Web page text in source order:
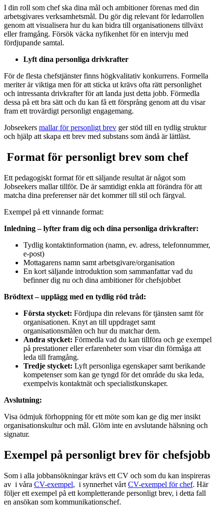
I din roll som chef ska dina mål och ambitioner förenas med din
arbetsgivares verksamhetsmål. Du gör dig relevant för ledarrollen
genom att visualisera hur du kan bidra till organisationens tillväxt
eller framgång. Försök väcka nyfikenhet för en intervju med
fördjupande samtal.
Lyft dina personliga drivkrafter
För de flesta chefstjänster finns högkvalitativ konkurrens. Formella
meriter är viktiga men för att sticka ut krävs ofta rätt personlighet
och intressanta drivkrafter för att landa just detta jobb. Förmedla
dessa på ett bra sätt och du kan få ett försprång genom att du visar
fram ett trovärdigt personligt engagemang.
Jobseekers mallar för personligt brev ger stöd till en tydlig struktur
och hjälp att skapa ett brev med substans som ändå är lättläst.
Format för personligt brev som chef
Ett pedagogiskt format för ett säljande resultat är något som
Jobseekers mallar tillför. De är samtidigt enkla att förändra för att
matcha dina preferenser när det kommer till stil och färgval.
Exempel på ett vinnande format:
Inledning – lyfter fram dig och dina personliga drivkrafter:
Tydlig kontaktinformation (namn, ev. adress, telefonnummer,
e-post)
Mottagarens namn samt arbetsgivare/organisation
En kort säljande introduktion som sammanfattar vad du
befinner dig nu och dina ambitioner för chefsjobbet
Brödtext – upplägg med en tydlig röd tråd:
Första stycket: Fördjupa din relevans för tjänsten samt för
organisationen. Knyt an till uppdraget samt
organisationsmålen och hur du matchar dem.
Andra stycket: Förmedla vad du kan tillföra och ge exempel
på prestationer eller erfarenheter som visar din förmåga att
leda till framgång.
Tredje stycket: Lyft personliga egenskaper samt berikande
kompetenser som kan ge tyngd för det område du ska leda,
exempelvis kontaktnät och specialistkunskaper.
Avslutning:
Visa ödmjuk förhoppning för ett möte som kan ge dig mer insikt
organisationskultur och mål. Glöm inte en avslutande hälsning och
signatur.
Exempel på personligt brev för chefsjobb
Som i alla jobbansökningar krävs ett CV och som du kan inspireras
av i våra CV-exempel, i synnerhet vårt CV-exempel för chef. Här
följer ett exempel på ett kompletterande personligt brev, i detta fall
en ansökan som kommunikationschef.